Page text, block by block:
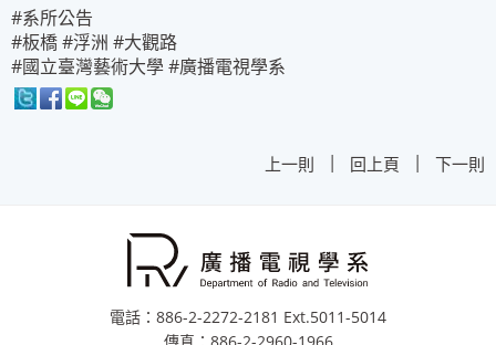
#系所公告
#板橋 #浮洲 #大觀路
#國立臺灣藝術大學 #廣播電視學系
上一則 | 回上頁 | 下一則
電話：886-2-2272-2181 Ext.5011-5014